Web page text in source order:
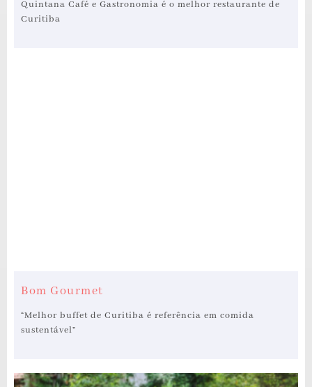
Quintana Café e Gastronomia é o melhor restaurante de
Curitiba
Bom Gourmet
“Melhor buffet de Curitiba é referência em comida
sustentável”